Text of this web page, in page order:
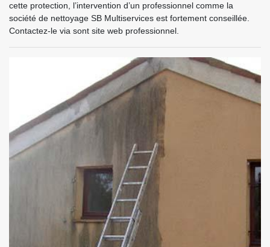
cette protection, l’intervention d’un professionnel comme la
société de nettoyage SB Multiservices est fortement conseillée.
Contactez-le via sont site web professionnel.